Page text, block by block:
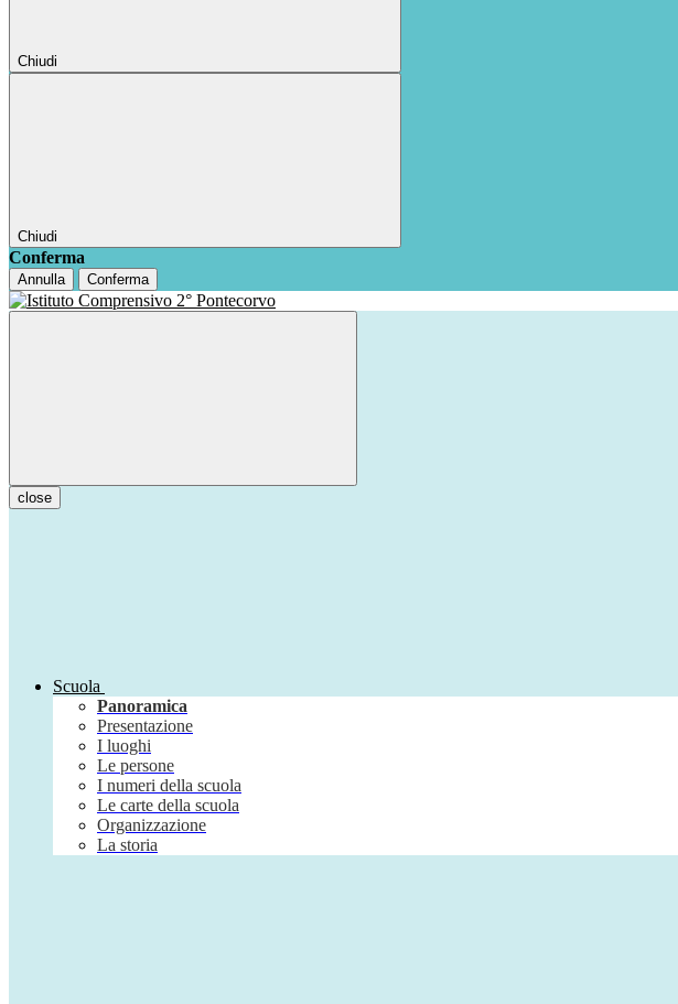
Chiudi
Chiudi
Conferma
Annulla Conferma
close
Scuola
Panoramica
Presentazione
I luoghi
Le persone
I numeri della scuola
Le carte della scuola
Organizzazione
La storia